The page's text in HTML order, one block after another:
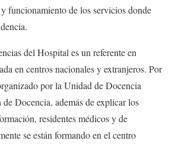
funcionamiento de los servicios donde
del Hospital es un referente en
en centros nacionales y extranjeros. Por
por la Unidad de Docencia
Docencia, además de explicar los
residentes médicos y de
se están formando en el centro